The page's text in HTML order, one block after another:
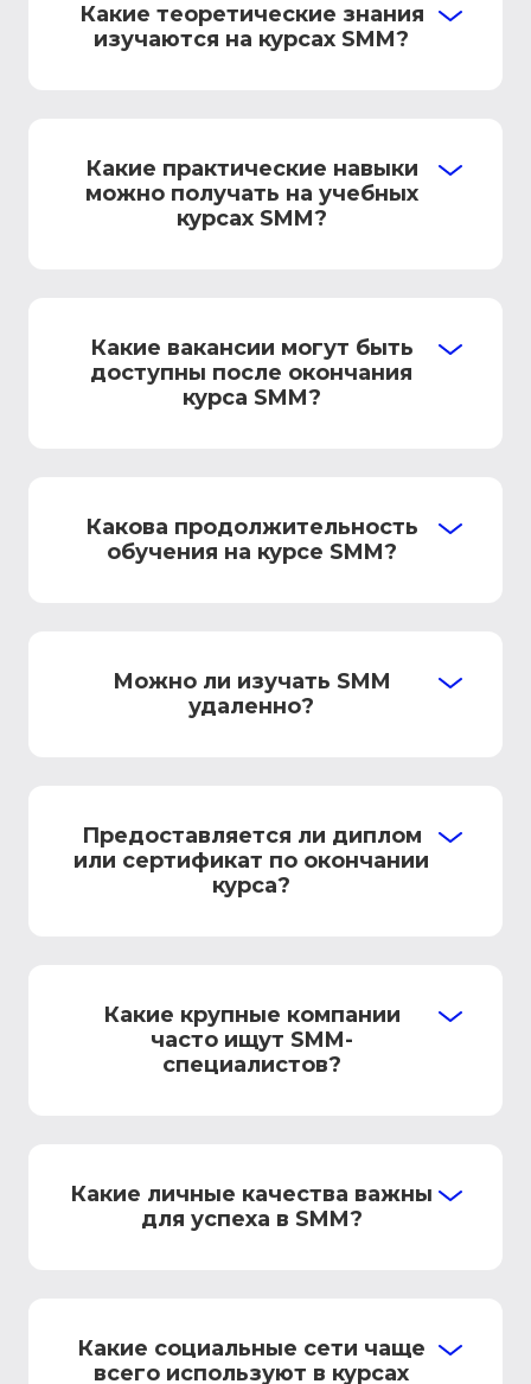
Какие теоретические знания
изучаются на курсах SMM?
Какие практические навыки
можно получать на учебных
курсах SMM?
Какие вакансии могут быть
доступны после окончания
курса SMM?
Какова продолжительность
обучения на курсе SMM?
Можно ли изучать SMM
удаленно?
Предоставляется ли диплом
или сертификат по окончании
курса?
Какие крупные компании
часто ищут SMM-
специалистов?
Какие личные качества важны
для успеха в SMM?
Какие социальные сети чаще
всего используют в курсах